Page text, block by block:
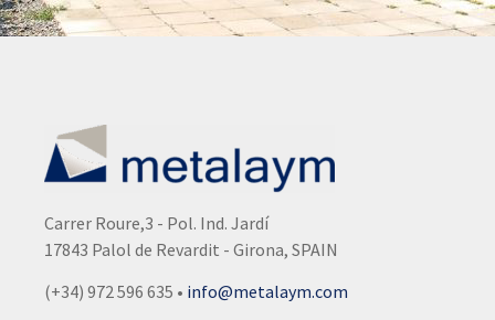
Carrer Roure,3 - Pol. Ind. Jardí
17843 Palol de Revardit - Girona, SPAIN
(+34) 972 596 635 • info@metalaym.com